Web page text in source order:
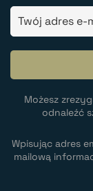
Możesz
odnaleźć
Wpisując adres
mailową